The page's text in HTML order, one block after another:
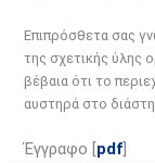
Επιπρόσθετα σας
της σχετικής ύλης
βέβαια ότι το
αυστηρά στο
Έγγραφο [pdf]
τ
ο
χ
ρ